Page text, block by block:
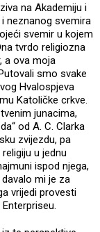
na Akademiju i
neznanog svemira
svemir u kojem
tvrdo religiozna
a ova moja
smo svake
Hvalospjeva
Katoličke crkve.
junacima,
od A. C. Clarka
zvijezdu, pa
u jednu
ispod njega,
davalo mi je za
vrijedi provesti